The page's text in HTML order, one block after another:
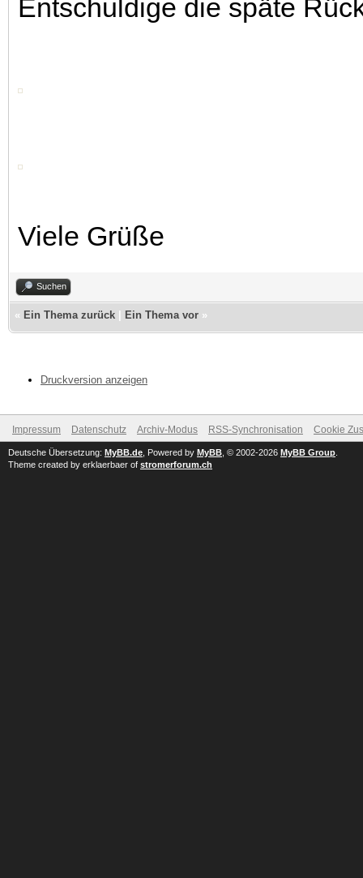
Entschuldige die späte
Viele Grüße
Suchen
« Ein Thema zurück Ein Thema vor »
Druckversion anzeigen
Impressum Datenschutz Archiv-Modus RSS-Synchronisation Cookie
Deutsche Übersetzung: MyBB.de , Powered by MyBB , © 2002-2026 MyBB Group
Theme created by erklaerbaer of stromerforum.ch